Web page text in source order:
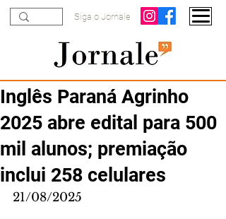
Siga o Jornale
Inglês Paraná Agrinho
2025 abre edital para 500
mil alunos; premiação
inclui 258 celulares
21/08/2025